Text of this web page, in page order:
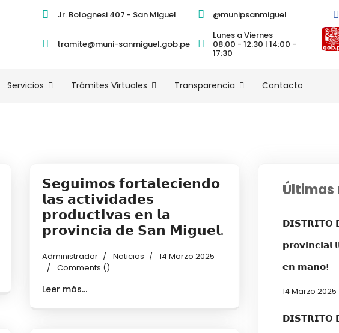
Jr. Bolognesi 407 - San Miguel @munipsanmiguel
tramite@muni-sanmiguel.gob.pe
Lunes a Viernes
08:00 - 12:30 | 14:00 -
17:30
Servicios Trámites Virtuales Transparencia Contacto
𝗦𝗲𝗴𝘂𝗶𝗺𝗼𝘀 𝗳𝗼𝗿𝘁𝗮𝗹𝗲𝗰𝗶𝗲𝗻𝗱𝗼
𝗹𝗮𝘀 𝗮𝗰𝘁𝗶𝘃𝗶𝗱𝗮𝗱𝗲𝘀
𝗽𝗿𝗼𝗱𝘂𝗰𝘁𝗶𝘃𝗮𝘀 𝗲𝗻 𝗹𝗮
𝗽𝗿𝗼𝘃𝗶𝗻𝗰𝗶𝗮 𝗱𝗲 𝗦𝗮𝗻 𝗠𝗶𝗴𝘂𝗲𝗹.
Administrador Noticias
14 Marzo 2025
Comments ()
Leer más...
𝗗𝗜𝗦𝗧𝗥𝗜𝗧𝗢
𝗽𝗿𝗼𝘃𝗶𝗻𝗰𝗶𝗮𝗹
𝗲𝗻 𝗺𝗮𝗻𝗼!
14 Marzo 2025
𝗗𝗜𝗦𝗧𝗥𝗜𝗧𝗢